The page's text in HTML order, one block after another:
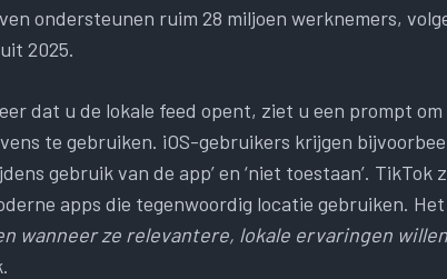
ondersteunen ruim 28 miljoen werknemers,
2025.
dat u de lokale feed opent, ziet u een prompt
te gebruiken. iOS-gebruikers krijgen
gebruik van de app’ en ‘niet toestaan’.
apps die tegenwoordig locatie gebruiken. Het
wanneer ze relevantere, lokale ervaringen